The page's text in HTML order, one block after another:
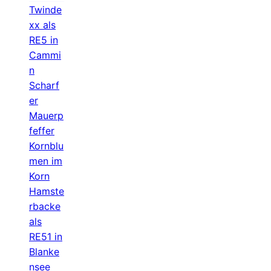
Twinde
xx als
RE5 in
Cammi
n
Scharf
er
Mauerp
feffer
Kornblu
men im
Korn
Hamste
rbacke
als
RE51 in
Blanke
nsee